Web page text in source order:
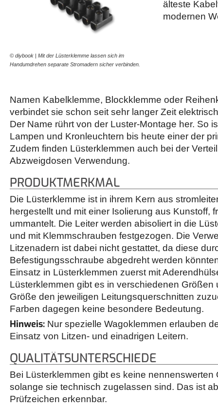
© diybook | Mit der Lüsterklemme lassen sich im
Handumdrehen separate Stromadern sicher verbinden.
älteste
modernen
Namen Kabelklemme, Blockklemme oder
verbindet sie schon seit sehr langer Zeit
Der Name rührt von der Luster-Montage her. So
Lampen und Kronleuchtern bis heute einer der
Zudem finden Lüsterklemmen auch bei der
Abzweigdosen Verwendung.
PRODUKTMERKMAL
Die Lüsterklemme ist in ihrem Kern aus
hergestellt und mit einer Isolierung aus Kunstoff,
ummantelt. Die Leiter werden abisoliert in die
und mit Klemmschrauben festgezogen. Die
Litzenadern ist dabei nicht gestattet, da diese
Befestigungsschraube abgedreht werden
Einsatz in Lüsterklemmen zuerst mit
Lüsterklemmen gibt es in verschiedenen Größen
Größe den jeweiligen Leitungsquerschnitten
Farben dagegen keine besondere Bedeutung.
Hinweis: Nur spezielle Wagoklemmen erlauben
Einsatz von Litzen- und einadrigen Leitern.
QUALITÄTSUNTERSCHIEDE
Bei Lüsterklemmen gibt es keine nennenswerten
solange sie technisch zugelassen sind. Das ist
Prüfzeichen erkennbar.